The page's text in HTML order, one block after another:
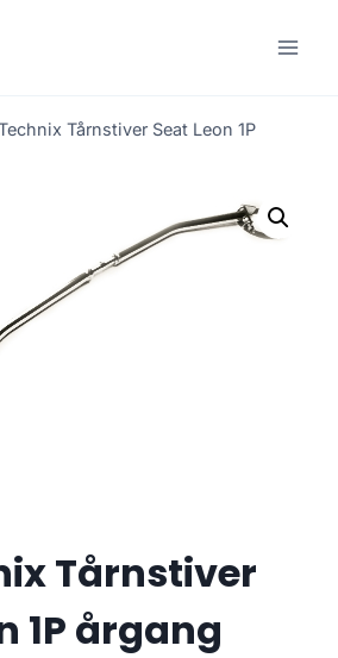
Tårnstiver Seat Leon 1P
Tårnstiver
1P årgang